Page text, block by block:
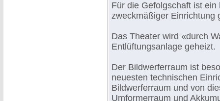
Für die Gefolgschaft ist
zweckmäßiger Einrichtung
Das Theater wird «durch
Entlüftungsanlage geheizt.
Der Bildwerferraum ist
neuesten technischen
Bildwerferraum und von
Umformerraum und